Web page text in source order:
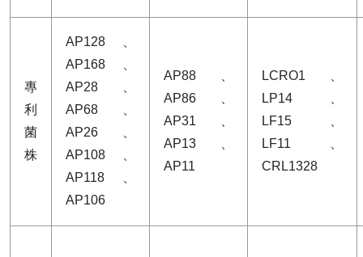
專
利
菌
株
AP128、
AP168、
AP28、
AP68、
AP26、
AP108、
AP118、
AP106
AP88、
AP86、
AP31、
AP13、
AP11
LCRO1、
LP14、
LF15、
LF11、
CRL1328